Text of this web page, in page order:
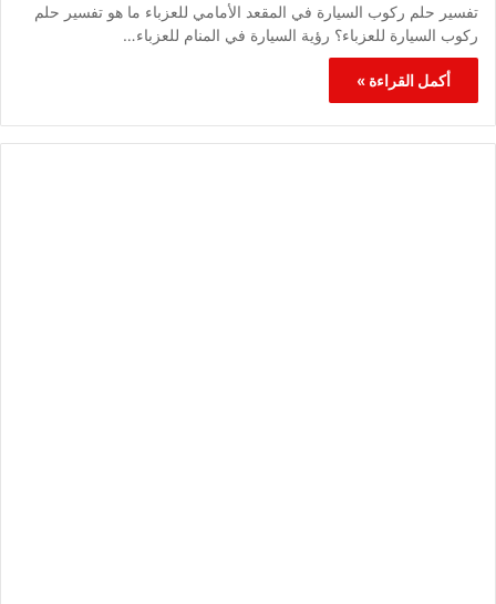
تفسير حلم ركوب السيارة في المقعد الأمامي للعزباء ما هو تفسير حلم
ركوب السيارة للعزباء؟ رؤية السيارة في المنام للعزباء…
أكمل القراءة »